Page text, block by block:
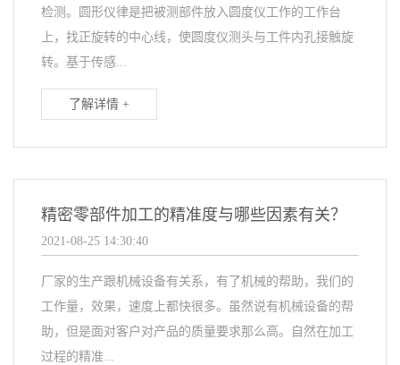
检测。圆形仪律是把被测部件放入圆度仪工作的工作台
上，找正旋转的中心线，使圆度仪测头与工件内孔接触旋
转。基于传感...
了解详情 +
精密零部件加工的精准度与哪些因素有关？
2021-08-25 14:30:40
厂家的生产跟机械设备有关系，有了机械的帮助，我们的
工作量，效果，速度上都快很多。虽然说有机械设备的帮
助，但是面对客户对产品的质量要求那么高。自然在加工
过程的精准...